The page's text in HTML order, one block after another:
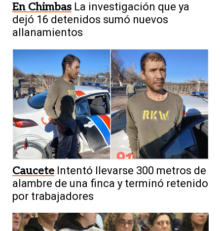
En Chimbas La investigación que ya
dejó 16 detenidos sumó nuevos
allanamientos
Caucete Intentó llevarse 300 metros de
alambre de una finca y terminó retenido
por trabajadores